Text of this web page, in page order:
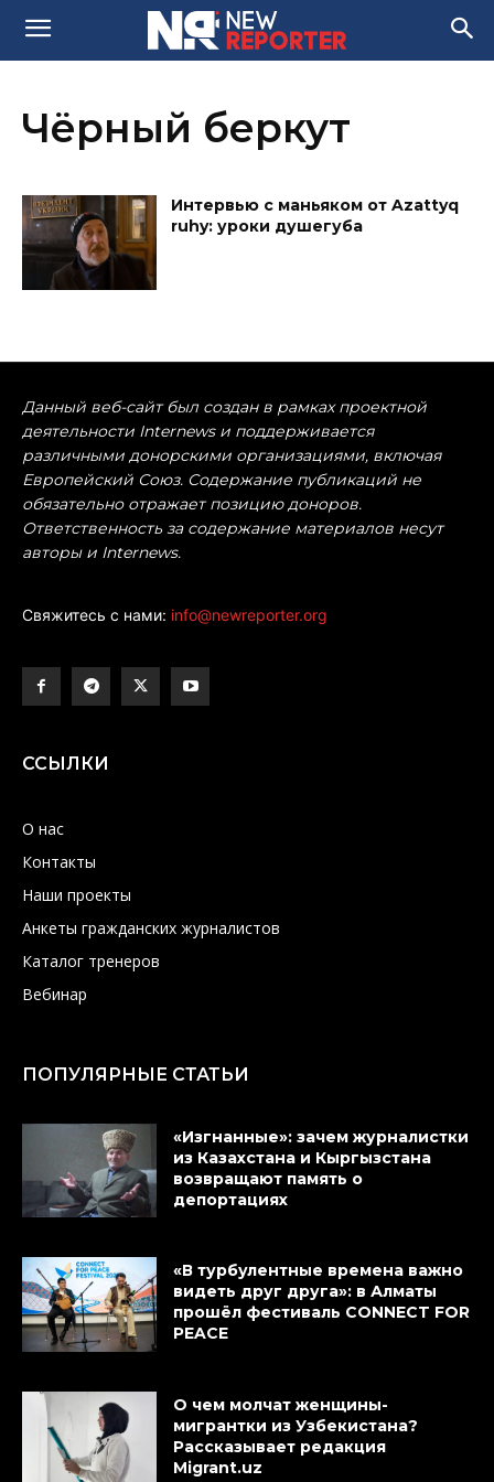
Чёрный беркут
Интервью с маньяком от Azattyq
ruhy: уроки душегуба
Данный веб-сайт был создан в рамках проектной
деятельности Internews и поддерживается
различными донорскими организациями, включая
Европейский Союз. Содержание публикаций не
обязательно отражает позицию доноров.
Ответственность за содержание материалов несут
авторы и Internews.
Свяжитесь с нами: info@newreporter.org
ССЫЛКИ
О нас
Контакты
Наши проекты
Анкеты гражданских журналистов
Каталог тренеров
Вебинар
ПОПУЛЯРНЫЕ СТАТЬИ
«Изгнанные»: зачем журналистки
из Казахстана и Кыргызстана
возвращают память о
депортациях
«В турбулентные времена важно
видеть друг друга»: в Алматы
прошёл фестиваль CONNECT FOR
PEACE
О чем молчат женщины-
мигрантки из Узбекистана?
Рассказывает редакция
Migrant.uz